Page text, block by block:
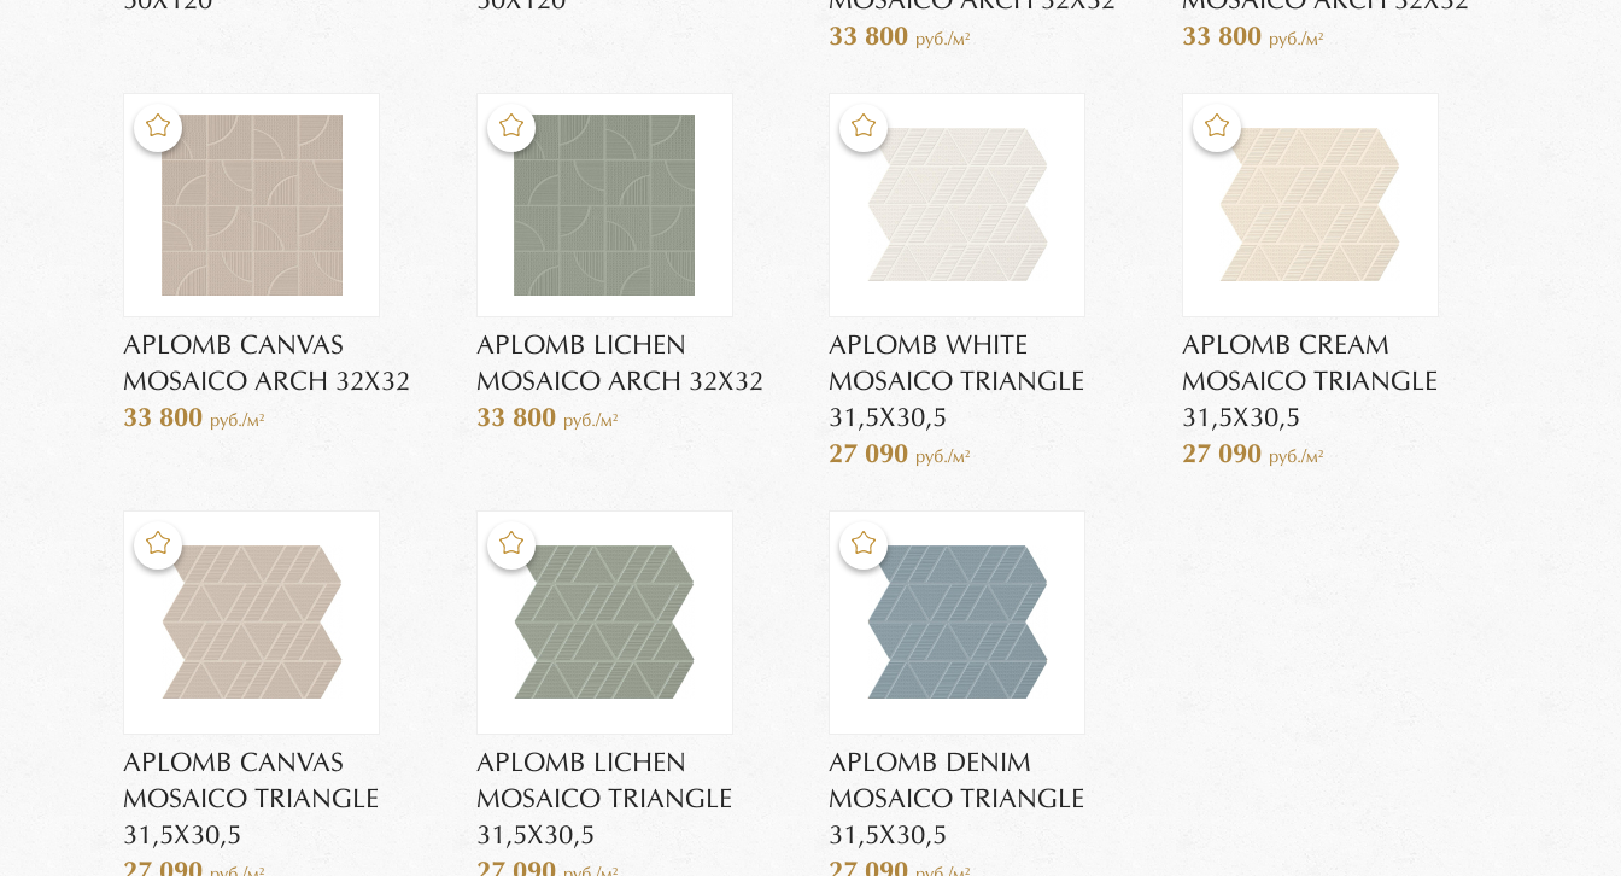
33 800 руб./м²
33 800 руб./м²
APLOMB CANVAS
MOSAICO ARCH 32X32
33 800 руб./м²
APLOMB LICHEN
MOSAICO ARCH 32X32
33 800 руб./м²
APLOMB WHITE
MOSAICO TRIANGLE
31,5X30,5
27 090 руб./м²
APLOMB CREAM
MOSAICO TRIANGLE
31,5X30,5
27 090 руб./м²
APLOMB CANVAS
MOSAICO TRIANGLE
31,5X30,5
APLOMB LICHEN
MOSAICO TRIANGLE
31,5X30,5
APLOMB DENIM
MOSAICO TRIANGLE
31,5X30,5